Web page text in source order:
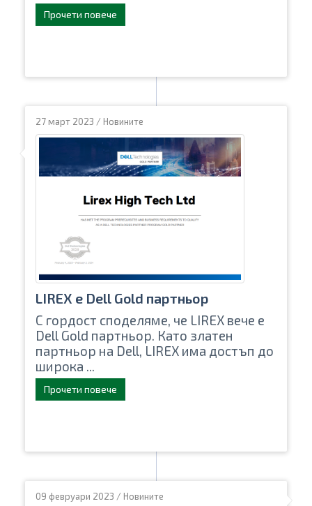
Прочети повече
27 март 2023 / Новините
LIREX е Dell Gold партньор
С гордост споделяме, че LIREX вече е
Dell Gold партньор. Като златен
партньор на Dell, LIREX има достъп до
широка ...
Прочети повече
09 февруари 2023 / Новините